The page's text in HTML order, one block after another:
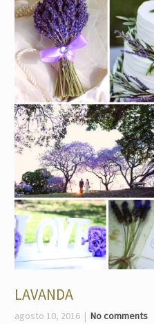
LAVANDA
agosto 10, 2016 No comments